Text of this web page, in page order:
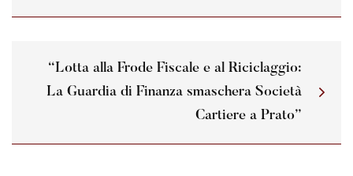
“Lotta alla Frode Fiscale e al Riciclaggio:
La Guardia di Finanza smaschera Società
Cartiere a Prato”